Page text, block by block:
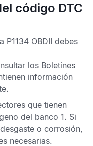
código DTC
P1134 OBDII debes
los Boletines
información
que tienen
del banco 1. Si
o corrosión,
necesarias.